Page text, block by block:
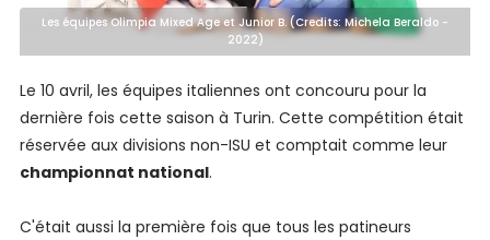
Les équipes Olimpia Mixed Age et Junior B. (Credits: Michela Beraldo -
2022)
Le 10 avril, les équipes italiennes ont concouru pour la
dernière fois cette saison à Turin. Cette compétition était
réservée aux divisions non-ISU et comptait comme leur
championnat national.
C'était aussi la première fois que tous les patineurs